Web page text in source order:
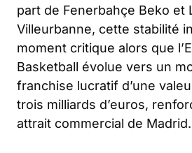
part de Fenerbahçe Beko et
Villeurbanne, cette stabilité
moment critique alors que
Basketball évolue vers un
franchise lucratif d’une
trois milliards d’euros,
attrait commercial de Madrid.